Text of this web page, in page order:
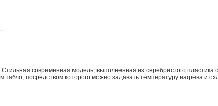
Стильная современная модель, выполненная из серебристого пластика
посредством которого можно задавать температуру нагрева и